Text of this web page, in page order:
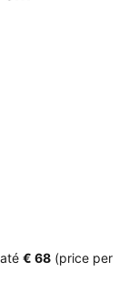
até ‎€ 68 (price per